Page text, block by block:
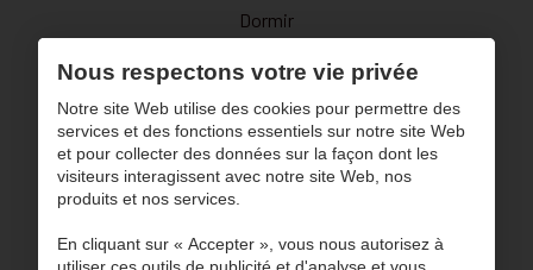
Dormir
Déstockage
Navigation
À propos de nous
Inspiration
Nous respectons votre vie privée
Notre site Web utilise des cookies pour permettre des
services et des fonctions essentiels sur notre site Web
et pour collecter des données sur la façon dont les
visiteurs interagissent avec notre site Web, nos
produits et nos services.
En cliquant sur « Accepter », vous nous autorisez à